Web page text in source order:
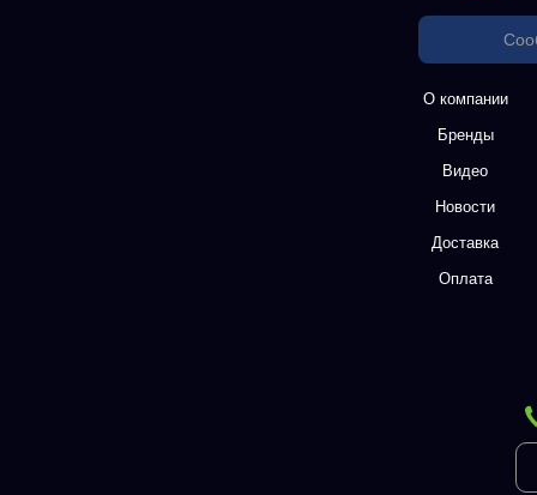
О компании
Бренды
Видео
Новости
Доставка
Оплата